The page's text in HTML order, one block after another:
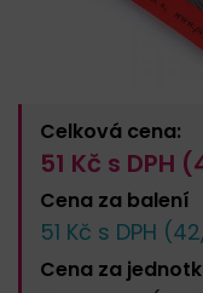
Celková cena:
51 Kč s DPH (
Cena za balení
51 Kč s DPH (
Cena za